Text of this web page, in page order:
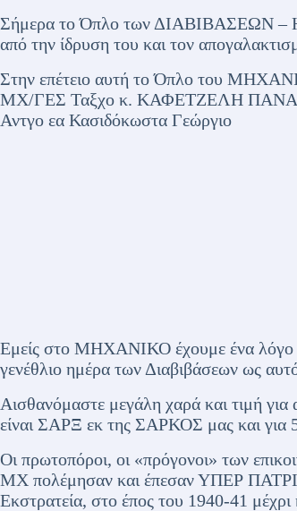
Σήμερα το Όπλο των ΔΙΑΒΙΒΑΣΕΩΝ
από την ίδρυση του και τον
Στην επέτειο αυτή το Όπλο του
ΜΧ/ΓΕΣ Ταξχο κ. ΚΑΦΕΤΖΕΛΗ
Αντγο εα Κασιδόκωστα Γεώργιο
Εμείς στο ΜΗΧΑΝΙΚΟ έχουμε ένα λόγο
γενέθλιο ημέρα των Διαβιβάσεων ως
Αισθανόμαστε μεγάλη χαρά και τιμή
είναι ΣΑΡΞ εκ της ΣΑΡΚΟΣ μας και
Οι πρωτοπόροι, οι «πρόγονοι» των
ΜΧ πολέμησαν και έπεσαν ΥΠΕΡ
Εκστρατεία, στο έπος του 1940-41 μέχρι